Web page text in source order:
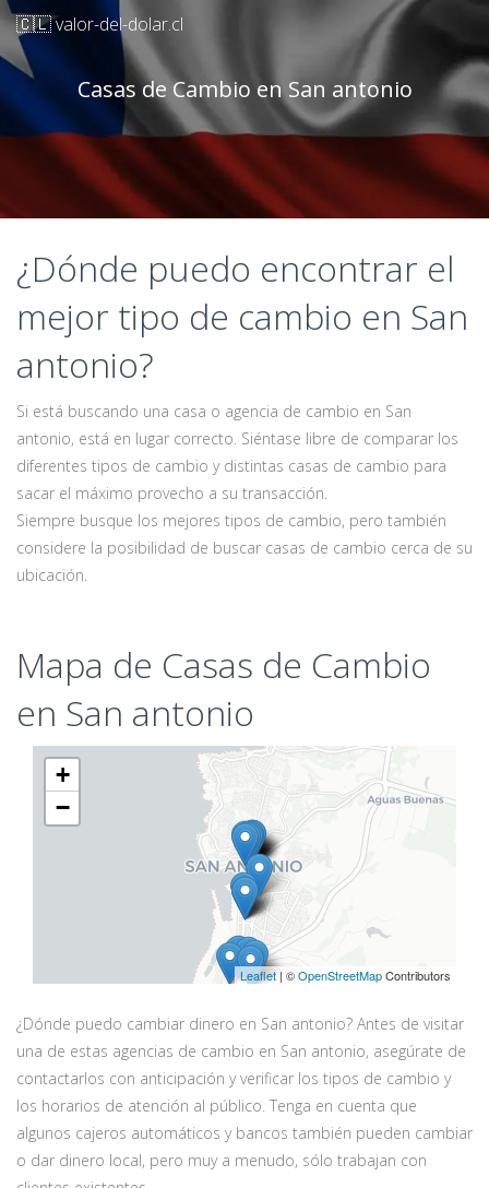
🇨🇱 valor-del-dolar.cl
Casas de Cambio en San antonio
¿Dónde puedo encontrar el
mejor tipo de cambio en San
antonio?
Si está buscando una casa o agencia de cambio en San
antonio, está en lugar correcto. Siéntase libre de comparar los
diferentes tipos de cambio y distintas casas de cambio para
sacar el máximo provecho a su transacción.
Siempre busque los mejores tipos de cambio, pero también
considere la posibilidad de buscar casas de cambio cerca de su
ubicación.
Mapa de Casas de Cambio
en San antonio
+
−
Leaflet | ©OpenStreetMapContributors
¿Dónde puedo cambiar dinero en San antonio? Antes de visitar
una de estas agencias de cambio en San antonio, asegúrate de
contactarlos con anticipación y verificar los tipos de cambio y
los horarios de atención al público. Tenga en cuenta que
algunos cajeros automáticos y bancos también pueden cambiar
o dar dinero local, pero muy a menudo, sólo trabajan con